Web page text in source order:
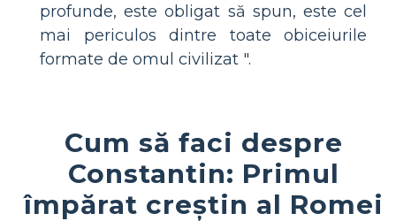
profunde, este obligat să spun, este cel
mai periculos dintre toate obiceiurile
formate de omul civilizat ".
Cum să faci despre
Constantin: Primul
împărat creștin al Romei